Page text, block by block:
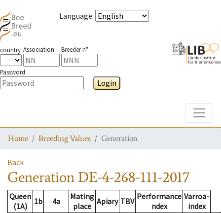
Language:
country Association Breeder n°
Password
Login
Home Breeding Values Generation
Back
Generation DE-4-268-111-2017
Queen
(1A)
1b 4a
Mating
place Apiary TBV Performance
ndex
Varroa-
index